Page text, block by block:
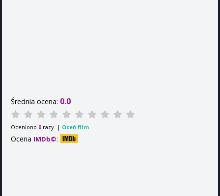
Średnia ocena: 0.0
Oceniono 0 razy. | Oceń film
Ocena IMDb©: